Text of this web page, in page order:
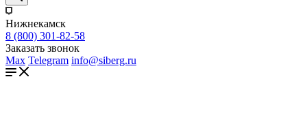
Нижнекамск
8 (800) 301-82-58
Заказать звонок
Max Telegram info@siberg.ru